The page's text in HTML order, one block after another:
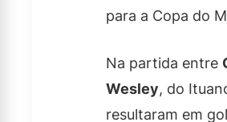
para a Copa do
Na partida entre
Wesley, do
resultaram em